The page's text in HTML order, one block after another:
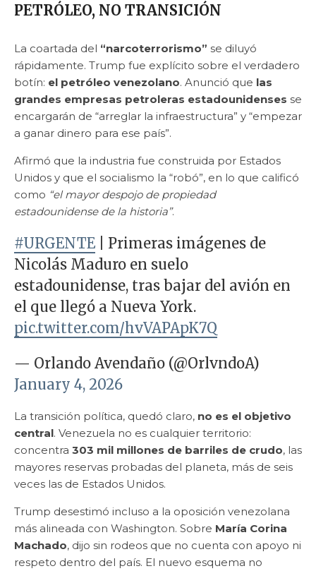
PETRÓLEO, NO TRANSICIÓN
La coartada del “narcoterrorismo” se diluyó
rápidamente. Trump fue explícito sobre el verdadero
botín: el petróleo venezolano. Anunció que las
grandes empresas petroleras estadounidenses se
encargarán de “arreglar la infraestructura” y “empezar
a ganar dinero para ese país”.
Afirmó que la industria fue construida por Estados
Unidos y que el socialismo la “robó”, en lo que calificó
como “el mayor despojo de propiedad
estadounidense de la historia”.
#URGENTE | Primeras imágenes de
Nicolás Maduro en suelo
estadounidense, tras bajar del avión en
el que llegó a Nueva York.
pic.twitter.com/hvVAPApK7Q
— Orlando Avendaño (@OrlvndoA)
January 4, 2026
La transición política, quedó claro, no es el objetivo
central. Venezuela no es cualquier territorio:
concentra 303 mil millones de barriles de crudo, las
mayores reservas probadas del planeta, más de seis
veces las de Estados Unidos.
Trump desestimó incluso a la oposición venezolana
más alineada con Washington. Sobre María Corina
Machado, dijo sin rodeos que no cuenta con apoyo ni
respeto dentro del país. El nuevo esquema no